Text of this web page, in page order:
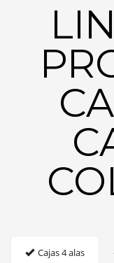
Cajas 4 alas